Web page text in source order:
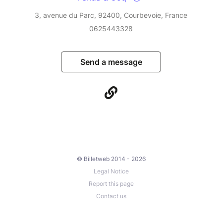
3, avenue du Parc, 92400, Courbevoie, France
0625443328
Send a message
© Billetweb 2014 - 2026
Legal Notice
Report this page
Contact us